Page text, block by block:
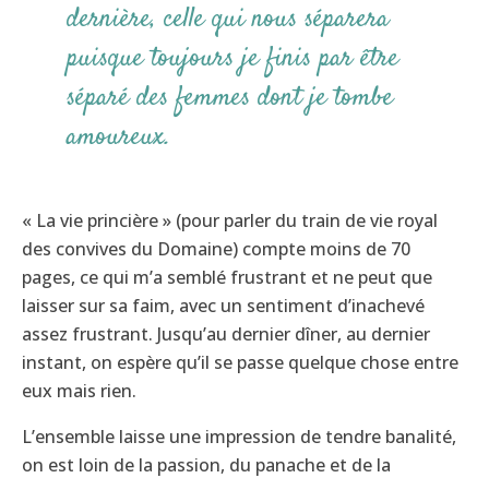
dernière, celle qui nous séparera
puisque toujours je finis par être
séparé des femmes dont je tombe
amoureux.
« La vie princière » (pour parler du train de vie royal
des convives du Domaine) compte moins de 70
pages, ce qui m’a semblé frustrant et ne peut que
laisser sur sa faim, avec un sentiment d’inachevé
assez frustrant. Jusqu’au dernier dîner, au dernier
instant, on espère qu’il se passe quelque chose entre
eux mais rien.
L’ensemble laisse une impression de tendre banalité,
on est loin de la passion, du panache et de la